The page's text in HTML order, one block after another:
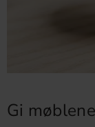
Gi